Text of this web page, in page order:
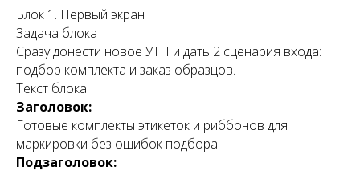
Блок 1. Первый экран
Задача блока
Сразу донести новое УТП и дать 2 сценария входа:
подбор комплекта и заказ образцов.
Текст блока
Заголовок:
Готовые комплекты этикеток и риббонов для
маркировки без ошибок подбора
Подзаголовок: